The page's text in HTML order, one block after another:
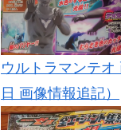
ウルトラマンテ
日 画像情報追記）